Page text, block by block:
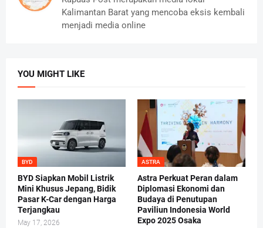
Kalimantan Barat yang mencoba eksis kembali
menjadi media online
YOU MIGHT LIKE
BYD
BYD Siapkan Mobil Listrik
Mini Khusus Jepang, Bidik
Pasar K-Car dengan Harga
Terjangkau
May 17, 2026
ASTRA
Astra Perkuat Peran dalam
Diplomasi Ekonomi dan
Budaya di Penutupan
Paviliun Indonesia World
Expo 2025 Osaka